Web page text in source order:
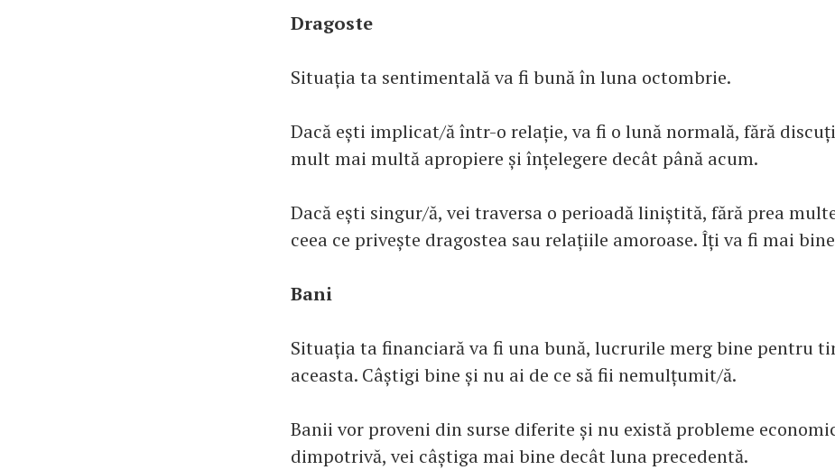
Dragoste
Situația ta sentimentală va fi bună în luna octombrie.
Dacă ești implicat/ă într-o relație, va fi o lună normală, fără
mult mai multă apropiere și înțelegere decât până acum.
Dacă ești singur/ă, vei traversa o perioadă liniștită, fără prea
ceea ce privește dragostea sau relațiile amoroase. Îți va fi mai
Bani
Situația ta financiară va fi una bună, lucrurile merg bine pentru
aceasta. Câștigi bine și nu ai de ce să fii nemulțumit/ă.
Banii vor proveni din surse diferite și nu există probleme
dimpotrivă, vei câștiga mai bine decât luna precedentă.